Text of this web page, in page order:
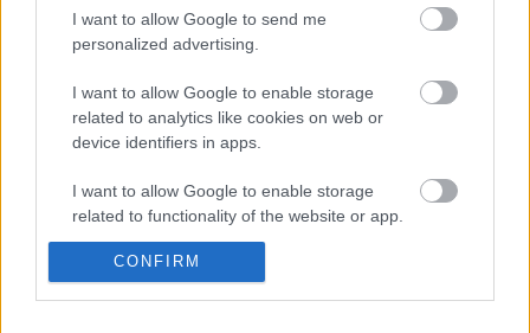
I want to allow Google to send me
personalized advertising.
I want to allow Google to enable storage
related to analytics like cookies on web or
device identifiers in apps.
I want to allow Google to enable storage
related to functionality of the website or app.
I want to allow Google to enable storage
related to personalization.
CONFIRM
Aktuális promóciók
Ajándékkártya készítő Megjelenési időpontok
Rólunk